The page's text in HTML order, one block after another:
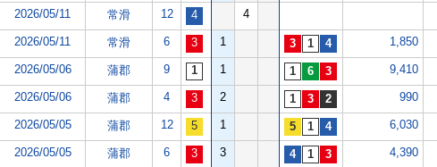
2026/05/11 常滑 12 4
2026/05/11 常滑 6 1 1,850
2026/05/06 蒲郡 9 1 9,410
2026/05/06 蒲郡 4 2 990
2026/05/05 蒲郡 12 1 6,030
2026/05/05 蒲郡 6 3 4,390